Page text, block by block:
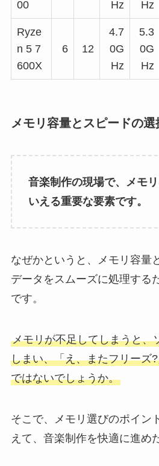
00 Hz Hz
Ryze
n 5 7
600X
6 12
4.7
0G
Hz
5.3
0G
Hz
メモリ容量とスピードの選
音楽制作の現場で、メモ
いえる重要な要素です。
なぜかというと、メモリ容量
データをスムーズに処理する
です。
メモリが不足してしまうと、
しまい、「え、またフリーズ
ではないでしょうか。
そこで、メモリ選びのポイン
えて、音楽制作を快適に進め